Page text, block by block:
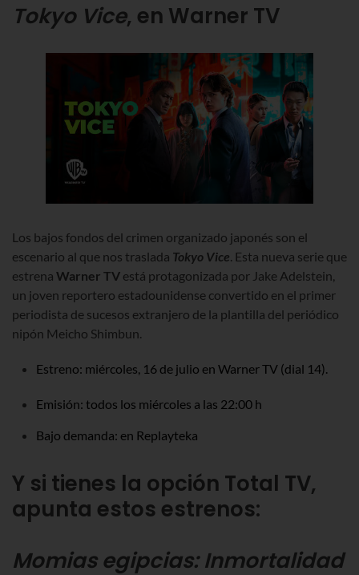
Tokyo Vice, en Warner TV
Los bajos fondos del crimen organizado japonés son el
escenario al que nos traslada Tokyo Vice. Esta nueva serie que
estrena Warner TV está protagonizada por Jake Adelstein,
un joven reportero estadounidense convertido en el primer
periodista de sucesos extranjero de la plantilla del periódico
nipón Meicho Shimbun.
Estreno: miércoles, 16 de julio en Warner TV (dial 14).
Emisión: todos los miércoles a las 22:00 h
Bajo demanda: en Replayteka
Y si tienes la opción Total TV,
apunta estos estrenos:
Momias egipcias: Inmortalidad